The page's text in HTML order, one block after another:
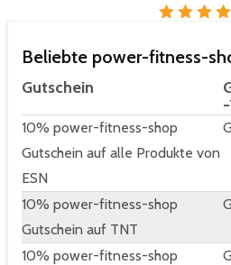
Beliebte power-fitness-
Gutschein
10% power-fitness-shop
Gutschein auf alle Produkte von
ESN
10% power-fitness-shop
Gutschein auf TNT
10% power-fitness-shop